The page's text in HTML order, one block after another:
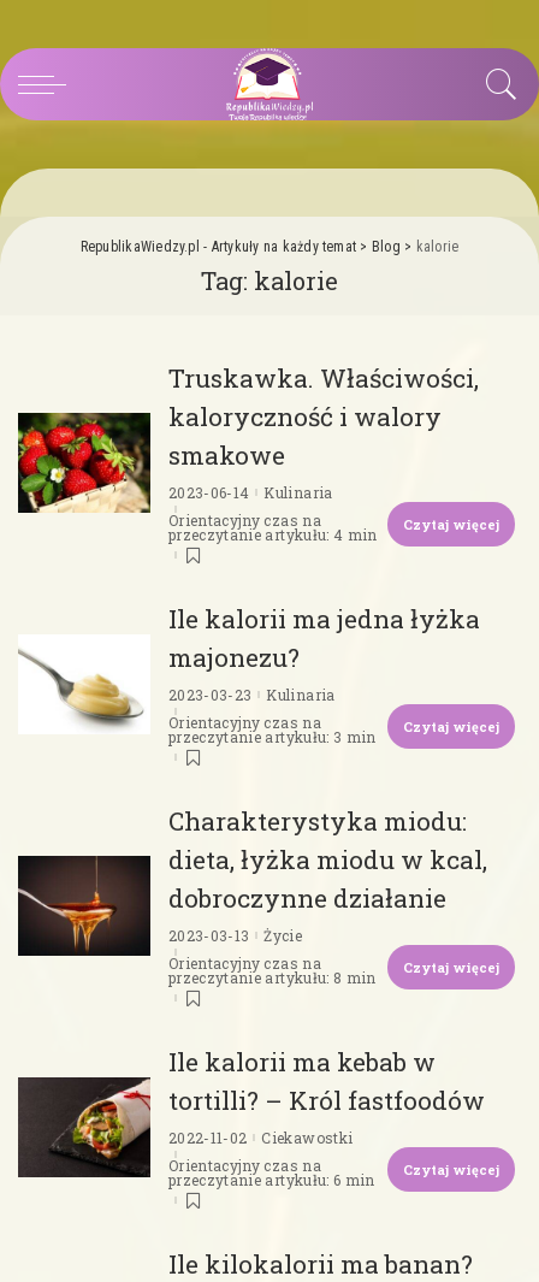
RepublikaWiedzy.pl - Artykuły na każdy temat > Blog > kalorie
Tag: kalorie
Truskawka. Właściwości,
kaloryczność i walory
smakowe
2023-06-14
Kulinaria
Orientacyjny czas na
przeczytanie artykułu: 4 min
Czytaj więcej
Ile kalorii ma jedna łyżka
majonezu?
2023-03-23
Kulinaria
Orientacyjny czas na
przeczytanie artykułu: 3 min
Czytaj więcej
Charakterystyka miodu:
dieta, łyżka miodu w kcal,
dobroczynne działanie
2023-03-13
Życie
Orientacyjny czas na
przeczytanie artykułu: 8 min
Czytaj więcej
Ile kalorii ma kebab w
tortilli? – Król fastfoodów
2022-11-02
Ciekawostki
Orientacyjny czas na
przeczytanie artykułu: 6 min
Czytaj więcej
Ile kilokalorii ma banan?